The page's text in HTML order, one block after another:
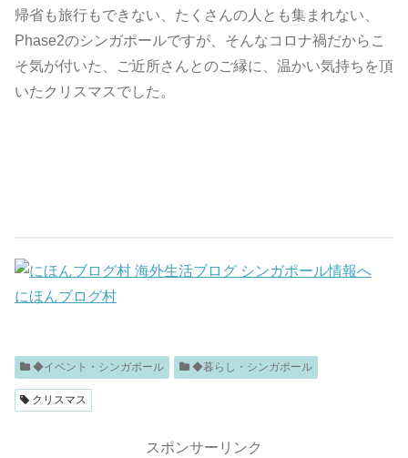
帰省も旅行もできない、たくさんの人とも集まれない、
Phase2のシンガポールですが、そんなコロナ禍だからこ
そ気が付いた、ご近所さんとのご縁に、温かい気持ちを頂
いたクリスマスでした。
にほんブログ村
◆イベント・シンガポール ◆暮らし・シンガポール
クリスマス
スポンサーリンク